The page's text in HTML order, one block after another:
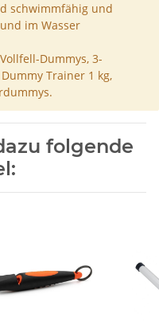
schwimmfähig und
im Wasser
Dummys, 3-
Trainer 1 kg,
folgende